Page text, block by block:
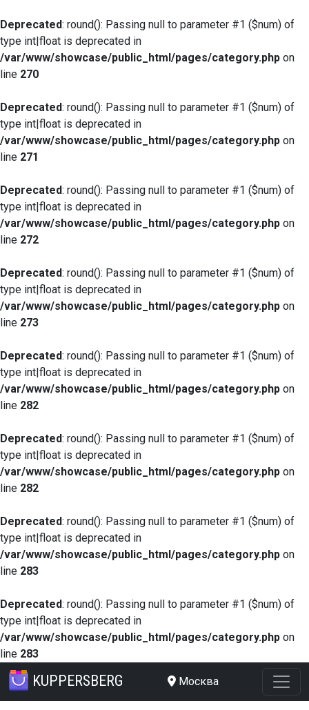
Deprecated: round(): Passing null to parameter #1 ($num) of
type int|float is deprecated in
/var/www/showcase/public_html/pages/category.php on
line 270
Deprecated: round(): Passing null to parameter #1 ($num) of
type int|float is deprecated in
/var/www/showcase/public_html/pages/category.php on
line 271
Deprecated: round(): Passing null to parameter #1 ($num) of
type int|float is deprecated in
/var/www/showcase/public_html/pages/category.php on
line 272
Deprecated: round(): Passing null to parameter #1 ($num) of
type int|float is deprecated in
/var/www/showcase/public_html/pages/category.php on
line 273
Deprecated: round(): Passing null to parameter #1 ($num) of
type int|float is deprecated in
/var/www/showcase/public_html/pages/category.php on
line 282
Deprecated: round(): Passing null to parameter #1 ($num) of
type int|float is deprecated in
/var/www/showcase/public_html/pages/category.php on
line 282
Deprecated: round(): Passing null to parameter #1 ($num) of
type int|float is deprecated in
/var/www/showcase/public_html/pages/category.php on
line 283
Deprecated: round(): Passing null to parameter #1 ($num) of
type int|float is deprecated in
/var/www/showcase/public_html/pages/category.php on
line 283
KUPPERSBERG Москва